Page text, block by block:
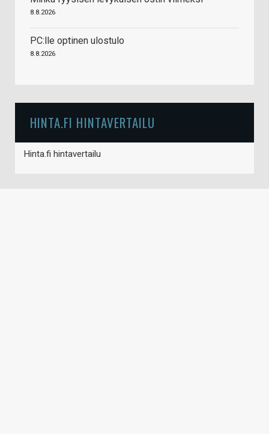
8.8.2026
PC:lle optinen ulostulo
8.8.2026
HINTA.FI HINTAVERTAILU
Hinta.fi hintavertailu